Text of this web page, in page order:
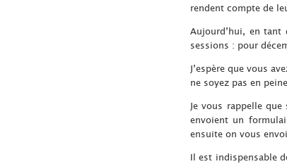
rendent compte de
Aujourd’hui, en
sessions : pour
J’espère que vous
ne soyez pas en
Je vous rappelle
envoient un
ensuite on vous
Il est indispensable